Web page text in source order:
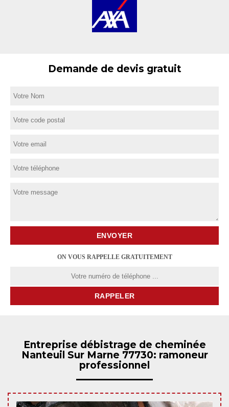
Demande de devis gratuit
ON VOUS RAPPELLE GRATUITEMENT
Entreprise débistrage de cheminée
Nanteuil Sur Marne 77730: ramoneur
professionnel